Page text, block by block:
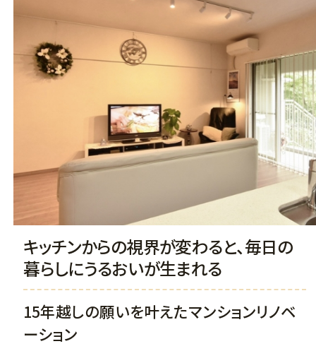
キッチンからの視界が変わると、毎日の
暮らしにうるおいが生まれる
15年越しの願いを叶えたマンションリノベ
ーション